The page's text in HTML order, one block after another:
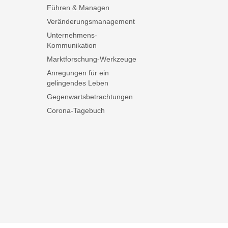
Führen & Managen
Veränderungsmanagement
Unternehmens-
Kommunikation
Marktforschung-Werkzeuge
Anregungen für ein
gelingendes Leben
Gegenwartsbetrachtungen
Corona-Tagebuch